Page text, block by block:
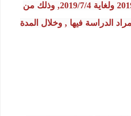
اعتبارة من اليوم 2019/7/1 ولغاية 2019/7/4, وذلك من
الدراسة فيها , وخلال المدة